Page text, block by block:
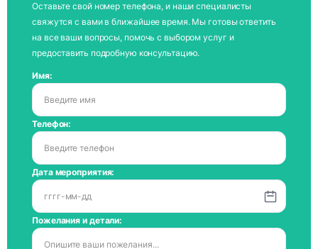
Оставьте свой номер телефона, и наши специалисты
свяжутся с вами в ближайшее время. Мы готовы ответить
на все ваши вопросы, помочь с выбором услуг и
предоставить подробную консультацию.
Имя:
Телефон:
Дата мероприятия:
Пожелания и детали: